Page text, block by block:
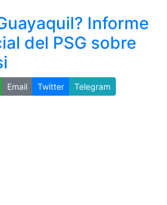
Informe
del PSG sobre
Email Twitter Telegram